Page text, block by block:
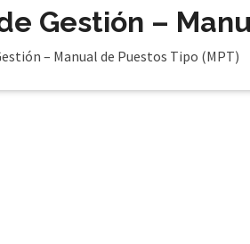
Gestión –
– Manual de Puestos Tipo (MPT)